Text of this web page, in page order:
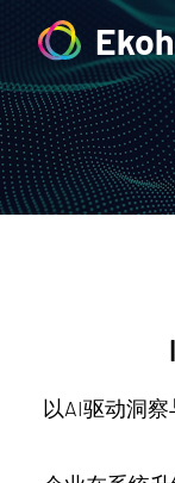
以AI驱动洞